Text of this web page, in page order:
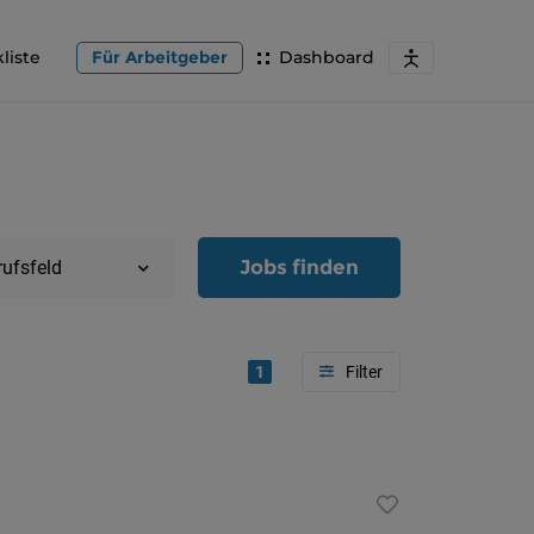
Dashboard
Für Arbeitgeber
Jobs finden
1